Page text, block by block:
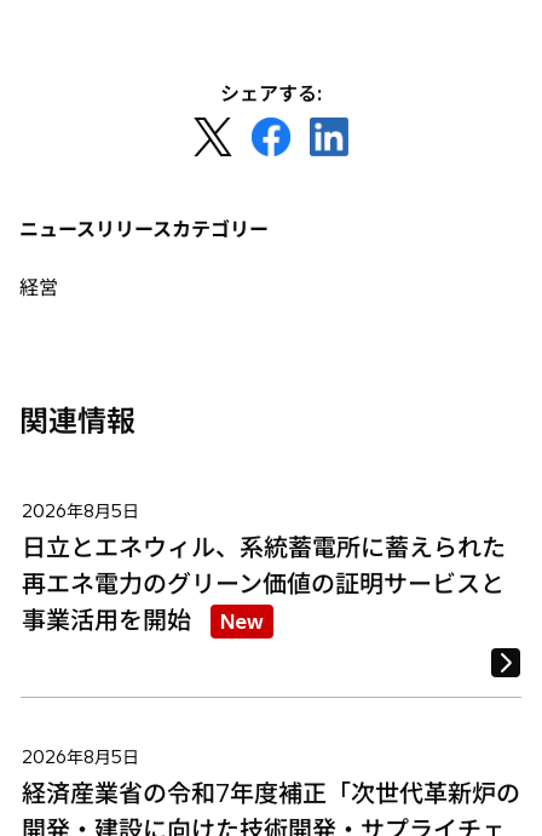
シェアする:
し
タ
新
し
ニュースリリースカテゴリー
経営
関連情報
2026年8月5日
日立とエネウィル、系統蓄電所に蓄えられた
再エネ電力のグリーン価値の証明サービスと
事業活用を開始
New
2026年8月5日
経済産業省の令和7年度補正「次世代革新炉の
開発・建設に向けた技術開発・サプライチェ